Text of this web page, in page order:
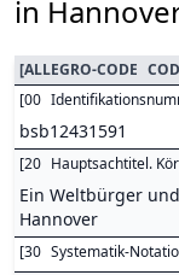
in
[ALLEGRO-CODE
[00
bsb12431591
[20 Hauptsachtitel.
Ein Weltbürger
Hannover
[30 Systematik-